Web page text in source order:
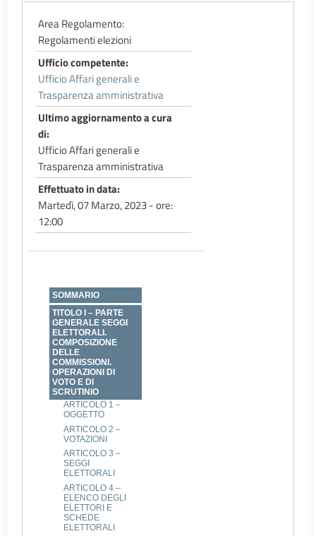
Area Regolamento
Regolamenti elezioni
Ufficio competente
Ufficio Affari generali e
Trasparenza amministrativa
Ultimo aggiornamento a cura
di
Ufficio Affari generali e
Trasparenza amministrativa
Effettuato in data
Martedì, 07 Marzo, 2023 - ore:
12:00
SOMMARIO
TITOLO I – PARTE
GENERALE SEGGI
ELETTORALI.
COMPOSIZIONE
DELLE
COMMISSIONI.
OPERAZIONI DI
VOTO E DI
SCRUTINIO
ARTICOLO 1 –
OGGETTO
ARTICOLO 2 –
VOTAZIONI
ARTICOLO 3 –
SEGGI
ELETTORALI
ARTICOLO 4 –
ELENCO DEGLI
ELETTORI E
SCHEDE
ELETTORALI